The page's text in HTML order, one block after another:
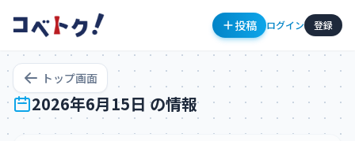
投稿 ログイン 登録
トップ画面
2026年6月15日 の情報